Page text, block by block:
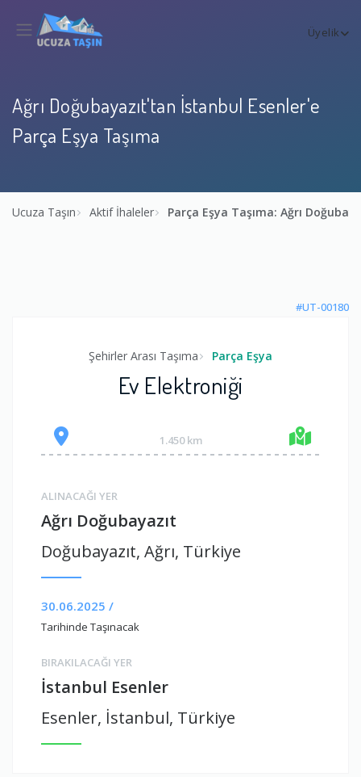
Üyelik
Ağrı Doğubayazıt'tan İstanbul Esenler'e
Parça Eşya Taşıma
Ucuza Taşın Aktif İhaleler Parça Eşya Taşıma: Ağrı
#UT-00180
Şehirler Arası Taşıma Parça Eşya
Ev Elektroniği
1.450 km
ALINACAĞI YER
Ağrı Doğubayazıt
Doğubayazıt, Ağrı, Türkiye
30.06.2025 /
Tarihinde Taşınacak
BIRAKILACAĞI YER
İstanbul Esenler
Esenler, İstanbul, Türkiye